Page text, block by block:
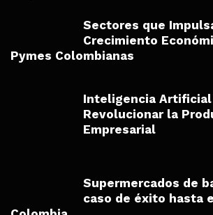
Sectores que
Crecimiento
Pymes Colombianas
Inteligencia Artificial
Revolucionar la
Empresarial
Supermercados de
caso de éxito hasta